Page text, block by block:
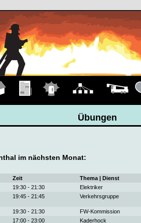
Übungen
im nächsten Monat:
Zeit Thema | Dienst
19:30 - 21:30 Elektriker
19:45 - 21:45 Verkehrsgruppe
19:30 - 21:30 FW-Kommission
17:00 - 23:00 Kaderhock